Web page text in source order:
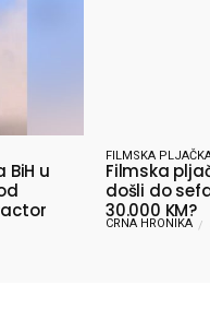
BiH u
FILMSKA
Filmska
došli do
30.000 KM?
CRNA HRONIKA